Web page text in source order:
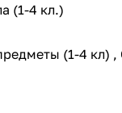
(1-4 кл.)
(1-4 кл) ,